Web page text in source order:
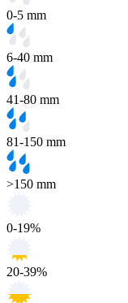
0-5 mm
6-40 mm
41-80 mm
81-150 mm
>150 mm
0-19%
20-39%